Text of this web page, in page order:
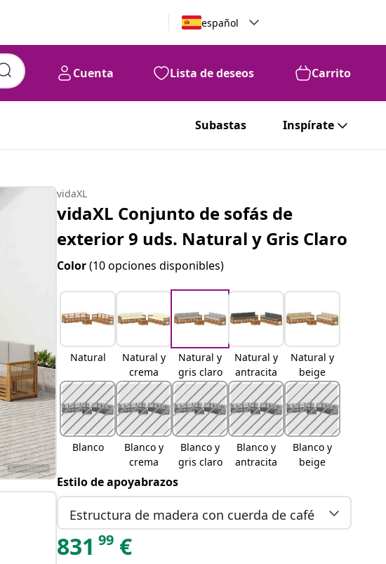
español
Cuenta Lista de deseos Carrito
Subastas Inspírate
vidaXL
vidaXL Conjunto de sofás de
exterior 9 uds. Natural y Gris Claro
Color(10 opciones disponibles)
Natural
Natural y
crema
Natural y
gris claro
Natural y
antracita
Natural y
beige
Blanco
Blanco y
crema
Blanco y
gris claro
Blanco y
antracita
Blanco y
beige
Estilo de apoyabrazos
Estructura de madera con cuerda de café
831 99 €